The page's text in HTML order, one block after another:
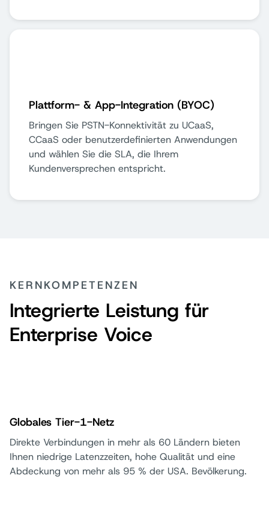
Plattform- & App-Integration (BYOC)
Bringen Sie PSTN-Konnektivität zu UCaaS,
CCaaS oder benutzerdefinierten Anwendungen
und wählen Sie die SLA, die Ihrem
Kundenversprechen entspricht.
KERNKOMPETENZEN
Integrierte Leistung für
Enterprise Voice
Globales Tier-1-Netz
Direkte Verbindungen in mehr als 60 Ländern bieten
Ihnen niedrige Latenzzeiten, hohe Qualität und eine
Abdeckung von mehr als 95 % der USA. Bevölkerung.